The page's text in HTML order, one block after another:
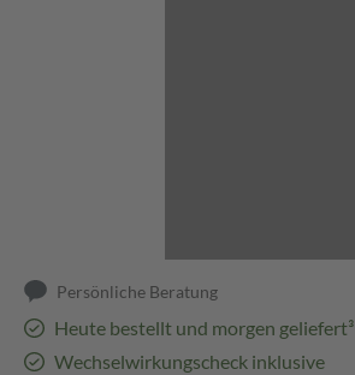
Persönliche Beratung
Heute bestellt und morgen geliefert³
Wechselwirkungscheck inklusive